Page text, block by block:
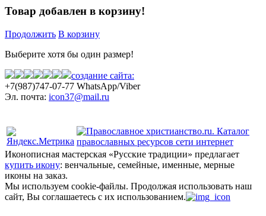
Товар добавлен в корзину!
Продолжить В корзину
Выберите хотя бы один размер!
создание сайта:
+7(987)747-07-77 WhatsApp/Viber
Эл. почта: icon37@mail.ru
Иконописная мастерская «Русские традиции» предлагает
купить икону: венчальные, семейные, именные, мерные
иконы на заказ.
Мы используем cookie-файлы. Продолжая использовать наш
сайт, Вы соглашаетесь с их использованием.